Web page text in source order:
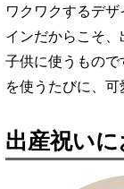
ワクワクするデ
インだからこそ
子供に使うもの
を使うたびに、
出産祝い